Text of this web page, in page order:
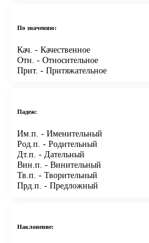
По значению:
Кач. - Качественное
Отн. - Относительное
Прит. - Притяжательное
Падеж:
Им.п. - Именительный
Род.п. - Родительный
Дт.п. - Дательный
Вин.п. - Винительный
Тв.п. - Творительный
Прд.п. - Предложный
Наклонение: